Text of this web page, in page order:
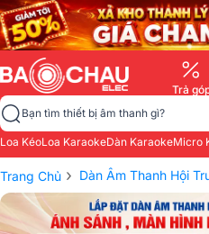
Trả
Bạn tìm thiết bị âm thanh gì?
Loa KéoLoa KaraokeDàn KaraokeMicro
Trang Chủ › Dàn Âm Thanh Hội